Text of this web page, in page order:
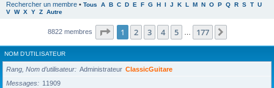
Rechercher un membre • Tous A B C D E F G H I J K L M N O P Q R S T U
V W X Y Z Autre
8822 membres Page 1sur177
1 2 3 4 5 177
NOM D’UTILISATEUR
Rang, Nom d’utilisateur Administrateur ClassicGuitare
Messages
11909